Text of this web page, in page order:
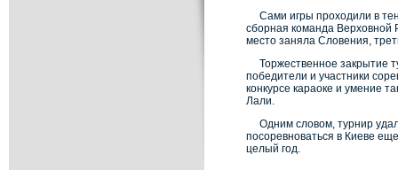
Сами игры проходили в
сборная команда
место заняла Словения,
Торжественное закрытие
победители и участники
конкурсе караоке и умение
Лали.
Одним словом, турнир
посоревноваться в Киеве
целый год.